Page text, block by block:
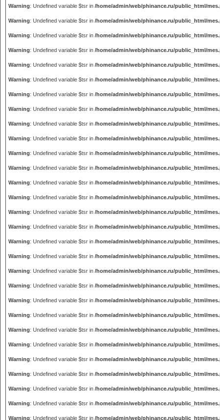
Warning: Undefined variable $tsr in /home/admin/web/phinance.ru/public_html/
Warning: Undefined variable $tsr in /home/admin/web/phinance.ru/public_html/
Warning: Undefined variable $tsr in /home/admin/web/phinance.ru/public_html/
Warning: Undefined variable $tsr in /home/admin/web/phinance.ru/public_html/
Warning: Undefined variable $tsr in /home/admin/web/phinance.ru/public_html/
Warning: Undefined variable $tsr in /home/admin/web/phinance.ru/public_html/
Warning: Undefined variable $tsr in /home/admin/web/phinance.ru/public_html/
Warning: Undefined variable $tsr in /home/admin/web/phinance.ru/public_html/
Warning: Undefined variable $tsr in /home/admin/web/phinance.ru/public_html/
Warning: Undefined variable $tsr in /home/admin/web/phinance.ru/public_html/
Warning: Undefined variable $tsr in /home/admin/web/phinance.ru/public_html/
Warning: Undefined variable $tsr in /home/admin/web/phinance.ru/public_html/
Warning: Undefined variable $tsr in /home/admin/web/phinance.ru/public_html/
Warning: Undefined variable $tsr in /home/admin/web/phinance.ru/public_html/
Warning: Undefined variable $tsr in /home/admin/web/phinance.ru/public_html/
Warning: Undefined variable $tsr in /home/admin/web/phinance.ru/public_html/
Warning: Undefined variable $tsr in /home/admin/web/phinance.ru/public_html/
Warning: Undefined variable $tsr in /home/admin/web/phinance.ru/public_html/
Warning: Undefined variable $tsr in /home/admin/web/phinance.ru/public_html/
Warning: Undefined variable $tsr in /home/admin/web/phinance.ru/public_html/
Warning: Undefined variable $tsr in /home/admin/web/phinance.ru/public_html/
Warning: Undefined variable $tsr in /home/admin/web/phinance.ru/public_html/
Warning: Undefined variable $tsr in /home/admin/web/phinance.ru/public_html/
Warning: Undefined variable $tsr in /home/admin/web/phinance.ru/public_html/
Warning: Undefined variable $tsr in /home/admin/web/phinance.ru/public_html/
Warning: Undefined variable $tsr in /home/admin/web/phinance.ru/public_html/
Warning: Undefined variable $tsr in /home/admin/web/phinance.ru/public_html/
Warning: Undefined variable $tsr in /home/admin/web/phinance.ru/public_html/
Warning: Undefined variable $tsr in /home/admin/web/phinance.ru/public_html/